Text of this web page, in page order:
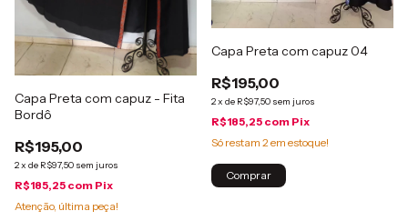
Capa Preta com capuz - Fita
Bordô
R$195,00
2x de R$97,50 sem juros
R$185,25 com Pix
Atenção, última peça!
Capa Preta com capuz 04
R$195,00
2x de R$97,50 sem juros
R$185,25 com Pix
Só restam 2 em estoque!